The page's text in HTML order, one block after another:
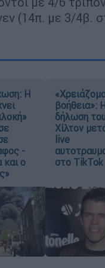
(14π. με 3/4β.
Η
-
και ο
βοήθεια»:
δήλωση
Χίλτον
live
στο TikTok